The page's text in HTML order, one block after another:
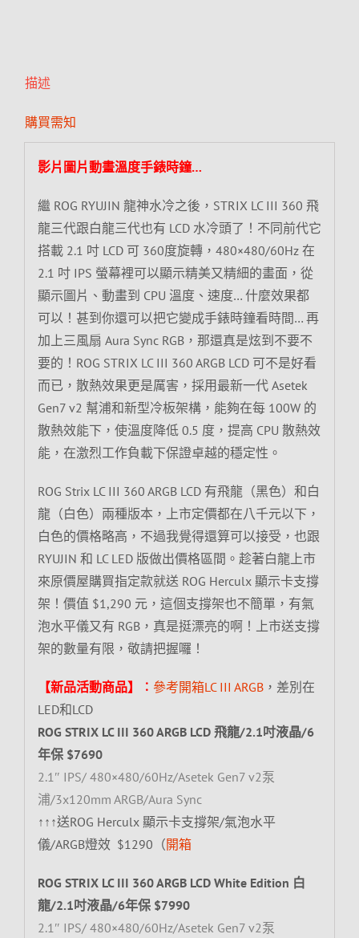
描述
購買需知
影片圖片動畫溫度手錶時鐘…
繼 ROG RYUJIN 龍神水冷之後，STRIX LC III 360 飛
龍三代跟白龍三代也有 LCD 水冷頭了！不同前代它
搭載 2.1 吋 LCD 可 360度旋轉，480×480/60Hz 在
2.1 吋 IPS 螢幕裡可以顯示精美又精細的畫面，從
顯示圖片、動畫到 CPU 溫度、速度… 什麼效果都
可以！甚到你還可以把它變成手錶時鐘看時間… 再
加上三風扇 Aura Sync RGB，那還真是炫到不要不
要的！ROG STRIX LC III 360 ARGB LCD 可不是好看
而已，散熱效果更是厲害，採用最新一代 Asetek
Gen7 v2 幫浦和新型冷板架構，能夠在每 100W 的
散熱效能下，使溫度降低 0.5 度，提高 CPU 散熱效
能，在激烈工作負載下保證卓越的穩定性。
ROG Strix LC III 360 ARGB LCD 有飛龍（黑色）和白
龍（白色）兩種版本，上市定價都在八千元以下，
白色的價格略高，不過我覺得還算可以接受，也跟
RYUJIN 和 LC LED 版做出價格區間。趁著白龍上市
來原價屋購買指定款就送 ROG Herculx 顯示卡支撐
架！價值 $1,290 元，這個支撐架也不簡單，有氣
泡水平儀又有 RGB，真是挺漂亮的啊！上市送支撐
架的數量有限，敬請把握囉！
【新品活動商品】︰ 參考開箱LC III ARGB，差別在
LED和LCD
ROG STRIX LC III 360 ARGB LCD 飛龍/2.1吋液晶/6
年保 $7690
2.1″ IPS/ 480×480/60Hz/Asetek Gen7 v2泵
浦/3x120mm ARGB/Aura Sync
↑↑↑送ROG Herculx 顯示卡支撐架/氣泡水平
儀/ARGB燈效 $1290（開箱
ROG STRIX LC III 360 ARGB LCD White Edition 白
龍/2.1吋液晶/6年保 $7990
2.1″ IPS/ 480×480/60Hz/Asetek Gen7 v2泵